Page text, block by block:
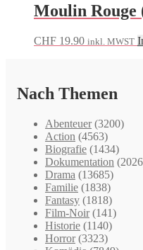
Moulin Rouge
CHF 19.90 inkl. MWST
Nach Themen
Abenteuer (3200)
Action (4563)
Biografie (1434)
Dokumentation
Drama (13685)
Familie (1838)
Fantasy (1818)
Film-Noir (141)
Historie (1140)
Horror (3323)